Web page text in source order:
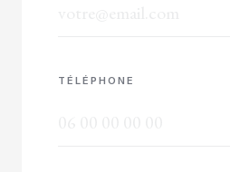
TÉLÉPHONE